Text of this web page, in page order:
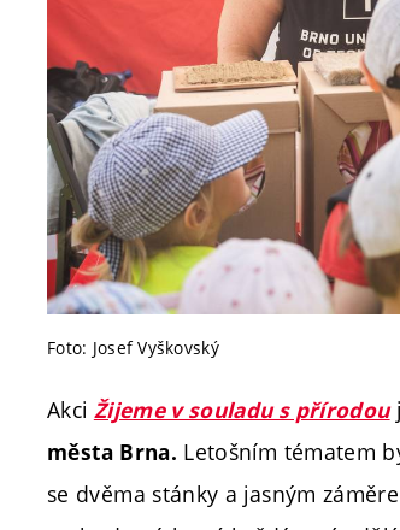
Foto: Josef Vyškovský
Akci Žijeme v souladu s přírodou
města Brna. Letošním tématem
se dvěma stánky a jasným